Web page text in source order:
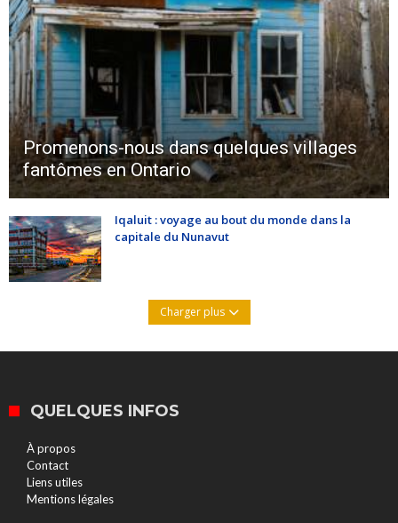
Promenons-nous dans quelques villages
fantômes en Ontario
Iqaluit : voyage au bout du monde dans la
capitale du Nunavut
Charger plus
QUELQUES INFOS
À propos
Contact
Liens utiles
Mentions légales